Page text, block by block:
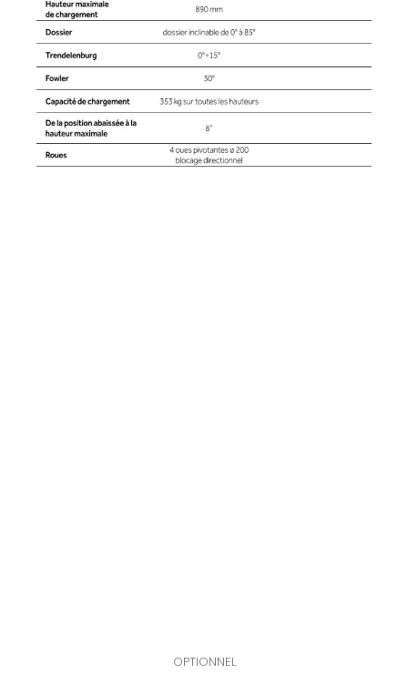
OPTIONNEL